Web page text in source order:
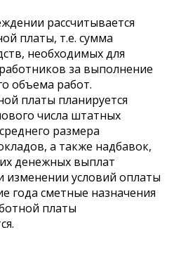
рассчитывается
платы, т.е. сумма
необходимых для
за выполнение
объема работ.
платы планируется
числа штатных
размера
а также надбавок,
денежных выплат
изменении условий оплаты
года сметные назначения
платы